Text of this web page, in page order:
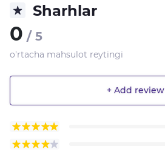
Sharhlar
0 / 5
o'rtacha mahsulot reytingi
+ Add review